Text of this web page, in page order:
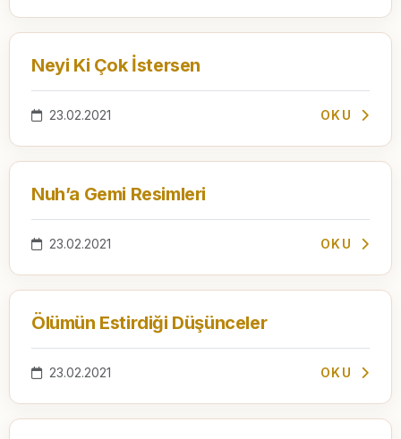
Neyi Ki Çok İstersen
23.02.2021 OKU
Nuh’a Gemi Resimleri
23.02.2021 OKU
Ölümün Estirdiği Düşünceler
23.02.2021 OKU